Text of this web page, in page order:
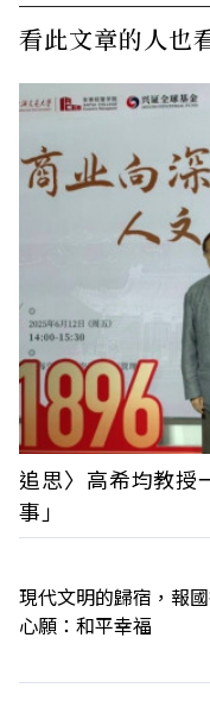
看此文章的人也
追思〉高希均教授
事」
現代文明的歸宿，報
心願：和平幸福